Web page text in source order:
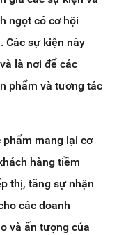
ngọt có cơ hội
Các sự kiện này
là nơi để các
phẩm và tương tác
mang lại cơ
hàng tiềm
thị, tăng sự nhận
các doanh
và ấn tượng của